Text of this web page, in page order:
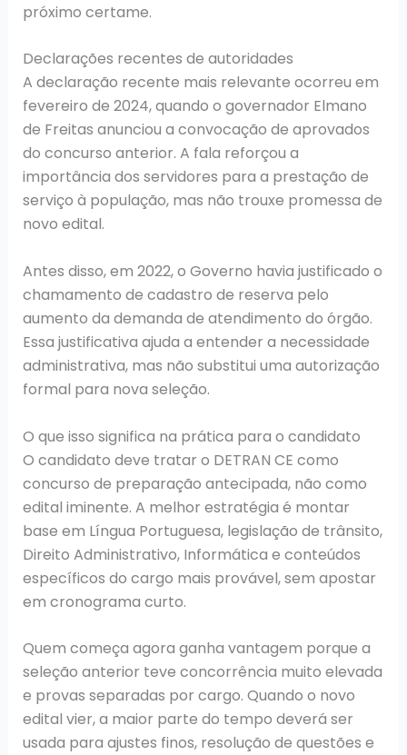
próximo certame.
Declarações recentes de autoridades
A declaração recente mais relevante ocorreu em
fevereiro de 2024, quando o governador Elmano
de Freitas anunciou a convocação de aprovados
do concurso anterior. A fala reforçou a
importância dos servidores para a prestação de
serviço à população, mas não trouxe promessa de
novo edital.
Antes disso, em 2022, o Governo havia justificado o
chamamento de cadastro de reserva pelo
aumento da demanda de atendimento do órgão.
Essa justificativa ajuda a entender a necessidade
administrativa, mas não substitui uma autorização
formal para nova seleção.
O que isso significa na prática para o candidato
O candidato deve tratar o DETRAN CE como
concurso de preparação antecipada, não como
edital iminente. A melhor estratégia é montar
base em Língua Portuguesa, legislação de trânsito,
Direito Administrativo, Informática e conteúdos
específicos do cargo mais provável, sem apostar
em cronograma curto.
Quem começa agora ganha vantagem porque a
seleção anterior teve concorrência muito elevada
e provas separadas por cargo. Quando o novo
edital vier, a maior parte do tempo deverá ser
usada para ajustes finos, resolução de questões e